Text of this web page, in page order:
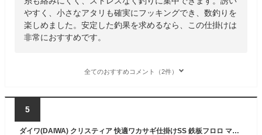
やすく、小さなアタリも確実にフッキングでき、数釣りを
楽しめました。安定した釣果を求めるなら、この仕掛けは
非常におすすめです。
全てのおすすめコメント（2件）
5
ダイワ(DAIWA) クリスティア 快適ワカサギ仕掛けSS 鉄板フロロ マルチ 5本 1.5号